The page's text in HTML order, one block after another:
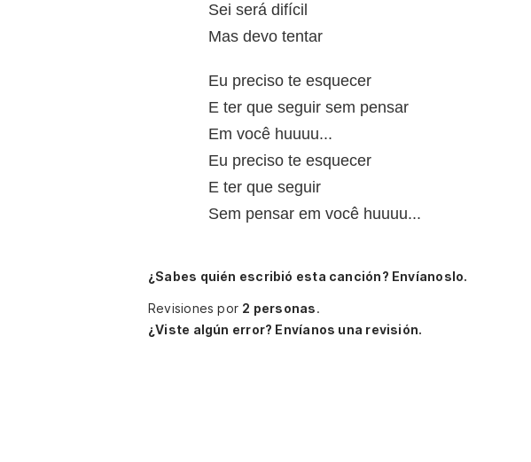
Sei será difícil
Mas devo tentar
Eu preciso te esquecer
E ter que seguir sem pensar
Em você huuuu...
Eu preciso te esquecer
E ter que seguir
Sem pensar em você huuuu...
¿Sabes quién escribió esta canción? Envíanoslo.
Revisiones por 2 personas.
¿Viste algún error? Envíanos una revisión.